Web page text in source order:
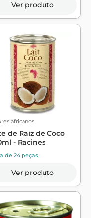
Ver produto
africanos
de Raiz de Coco
- Racines
de 24 peças
Ver produto